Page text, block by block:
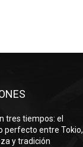
tres tiempos: el
perfecto entre Tokio,
y tradición